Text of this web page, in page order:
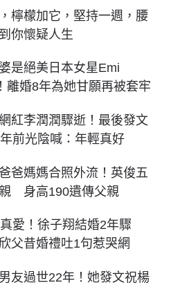
檸檬加它，堅持一週，腰
你懷疑人生
是絕美日本女星Emi
離婚8年為她甘願再被套牢
紅李潤潤驟逝！最後發文
前光陰喊：年輕真好
爸媽媽合照外流！英俊五
身高190遺傳父親
愛！徐子翔結婚2年驟
父昔婚禮吐1句惹哭網
友過世22年！她發文祝楊